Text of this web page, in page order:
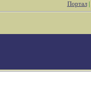
Портал|